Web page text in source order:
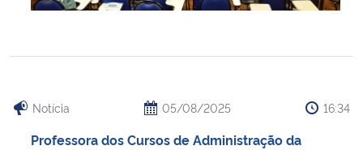
Notícia 05/08/2025 16:34
Professora dos Cursos de Administração da